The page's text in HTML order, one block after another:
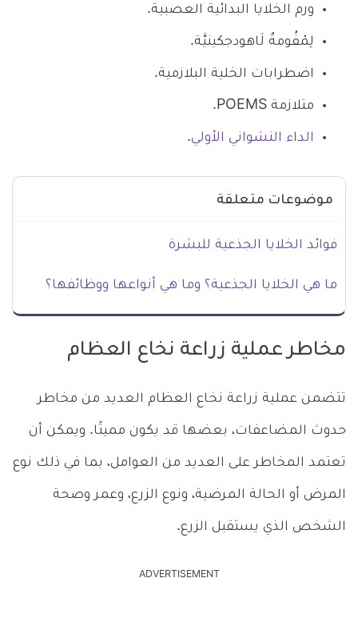
ورم الخلايا البدائية العصبية.
لِمْفُومةٌ لَاهودجكينيَّة.
اضطرابات الخلية البلازمية.
متلازمة POEMS.
الداء النشواني الأولي.
موضوعات متعلقة
فوائد الخلايا الجذعية للبشرة
ما هي الخلايا الجذعية؟ وما هي أنواعها ووظائفها؟
مخاطر عملية زراعة نخاع العظام
تتضمن عملية زراعة نخاع العظام العديد من مخاطر
حدوث المضاعفات، بعضها قد يكون مميتًا. ويمكن أن
تعتمد المخاطر على العديد من العوامل، بما في ذلك نوع
المرض أو الحالة المرضية، ونوع الزرع، وعمر وصحة
الشخص الذي يستقبل الزرع.
ADVERTISEMENT